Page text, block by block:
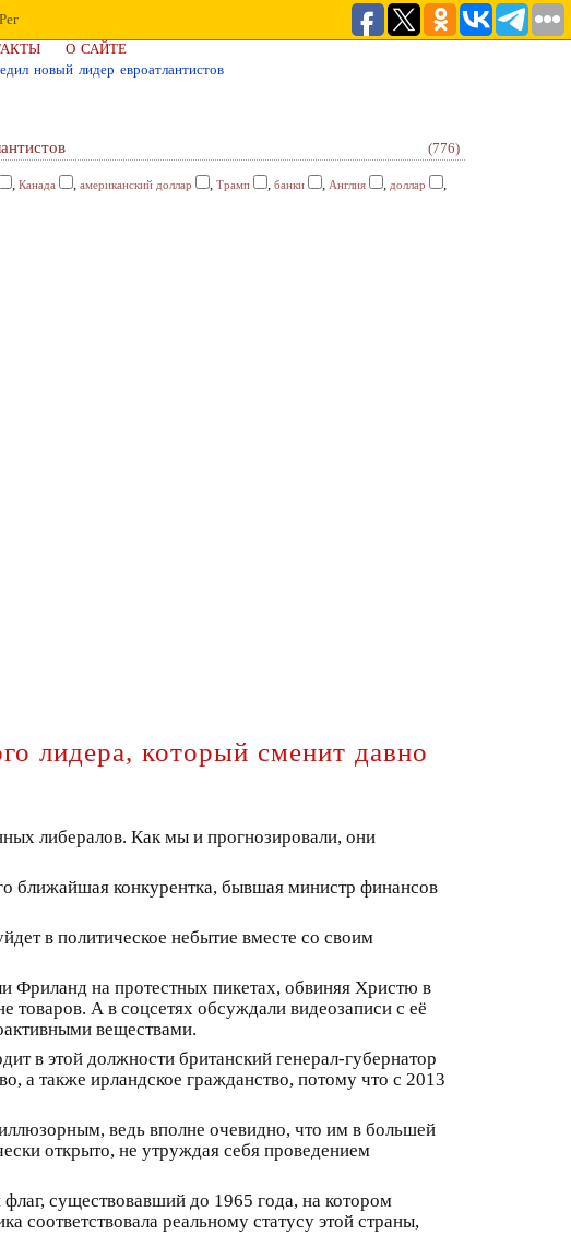
Рег
О САЙТЕ
новый лидер евроатлантистов
(776)
, Канада , американский доллар , Трамп , банки , Англия , доллар ,
лидера, который сменит давно
либералов. Как мы и прогнозировали, они
ближайшая конкурентка, бывшая министр финансов
в политическое небытие вместе со своим
Фриланд на протестных пикетах, обвиняя Христю в
А в соцсетях обсуждали видеозаписи с её
веществами.
в этой должности британский генерал-губернатор
а также ирландское гражданство, потому что с 2013
ведь вполне очевидно, что им в большей
открыто, не утруждая себя проведением
существовавший до 1965 года, на котором
соответствовала реальному статусу этой страны,